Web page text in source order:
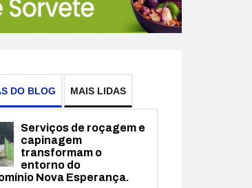
DO BLOG MAIS LIDAS
Serviços de roçagem e
capinagem
transformam o
entorno do
Nova Esperança.